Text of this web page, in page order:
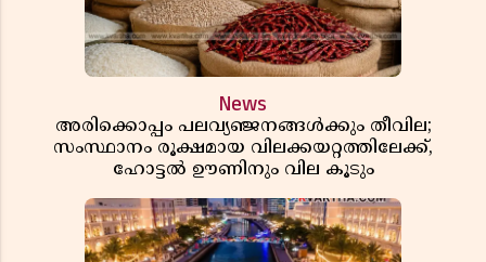
News
അരിക്കൊപ്പം പലവ്യഞ്ജനങ്ങൾക്കും തീവില;
സംസ്ഥാനം രൂക്ഷമായ വിലക്കയറ്റത്തിലേക്ക്,
ഹോട്ടൽ ഊണിനും വില കൂടും